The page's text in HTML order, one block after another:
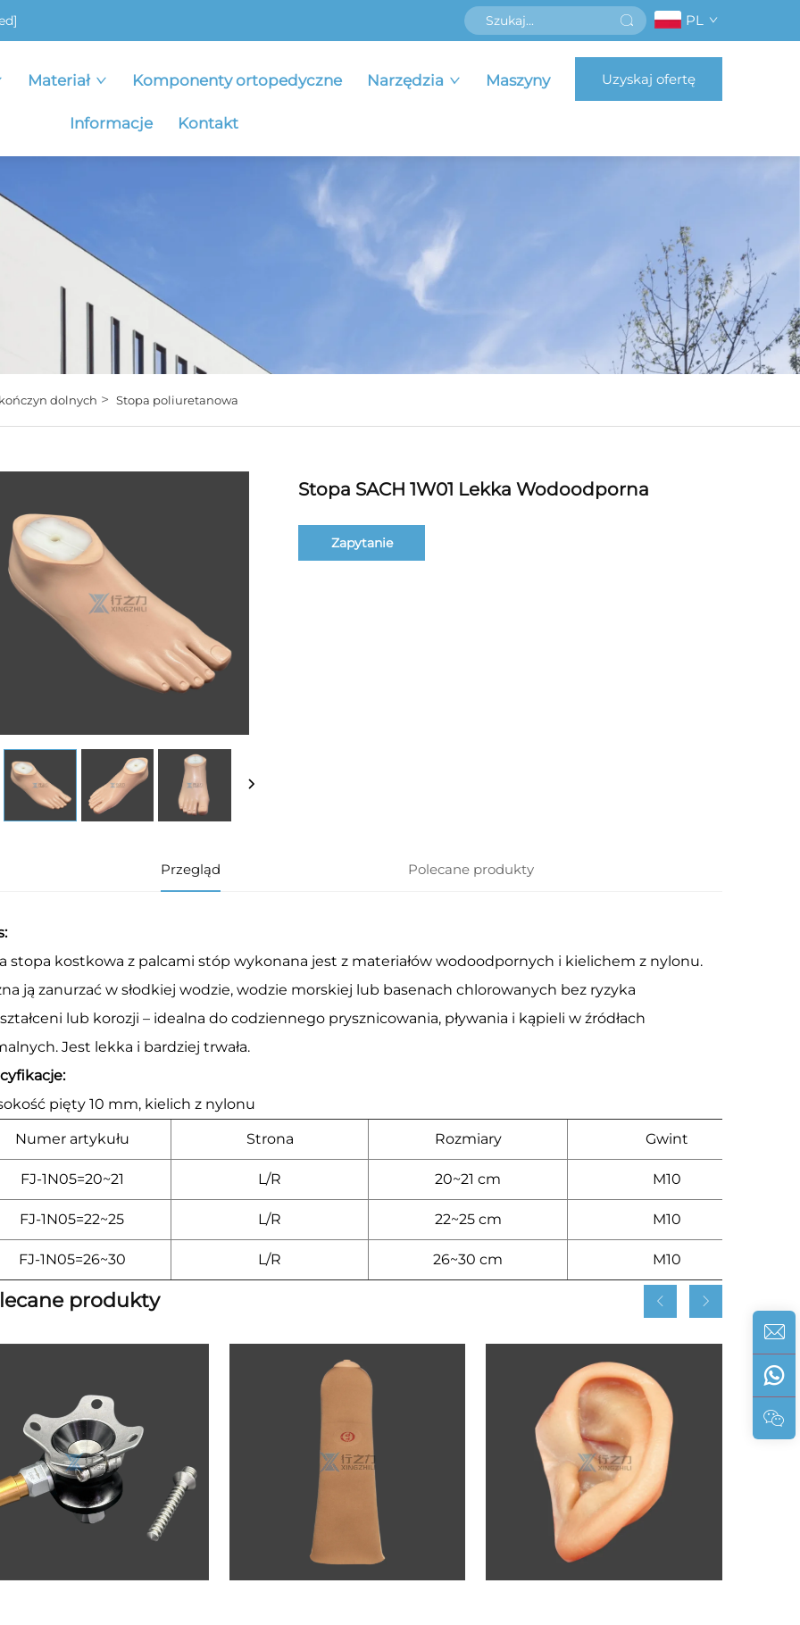
PL
Materiał Komponenty ortopedyczne Narzędzia Maszyny
Informacje Kontakt
Uzyskaj ofertę
dolnych > Stopa poliuretanowa
Stopa SACH 1W01 Lekka Wodoodporna
Zapytanie
Przegląd Polecane produkty
stopa kostkowa z palcami stóp wykonana jest z materiałów wodoodpornych i kielichem z nylonu.
ją zanurzać w słodkiej wodzie, wodzie morskiej lub basenach chlorowanych bez ryzyka
lub korozji – idealna do codziennego prysznicowania, pływania i kąpieli w źródłach
Jest lekka i bardziej trwała.
pięty 10 mm, kielich z nylonu
Numer artykułu Strona Rozmiary Gwint
FJ-1N05=20~21 L/R 20~21 cm M10
FJ-1N05=22~25 L/R 22~25 cm M10
FJ-1N05=26~30 L/R 26~30 cm M10
produkty